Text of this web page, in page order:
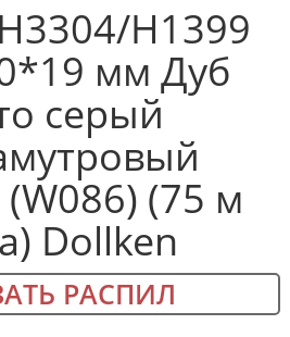
Н1399
мм Дуб
серый
(W086) (75 м
Dollken
РАСПИЛ